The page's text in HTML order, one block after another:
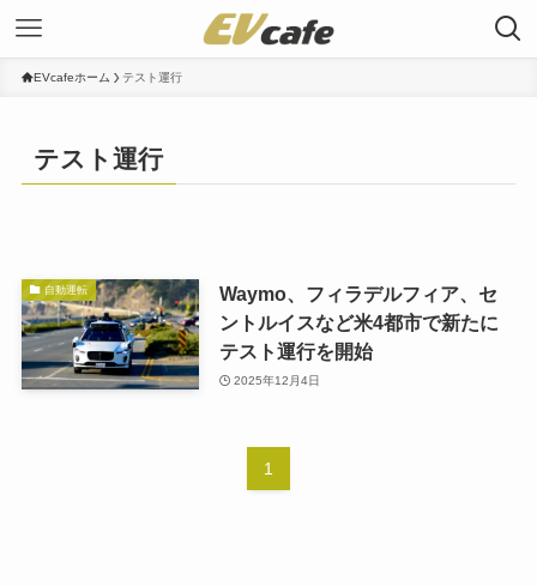
EVcafeホーム テスト運行
テスト運行
自動運転
Waymo、フィラデルフィア、セ
ントルイスなど米4都市で新たに
テスト運行を開始
2025年12月4日
1